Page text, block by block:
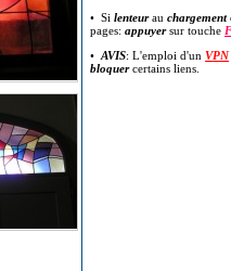
• Si lenteurau chargement
pages: appuyersur touche
• AVIS: L'emploi d'un VPN
bloquercertains liens.